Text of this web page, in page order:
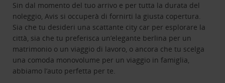
Sin dal momento del tuo arrivo e per tutta la durata del
noleggio, Avis si occuperà di fornirti la giusta copertura.
Sia che tu desideri una scattante city car per esplorare la
città, sia che tu preferisca un’elegante berlina per un
matrimonio o un viaggio di lavoro, o ancora che tu scelga
una comoda monovolume per un viaggio in famiglia,
abbiamo l’auto perfetta per te.